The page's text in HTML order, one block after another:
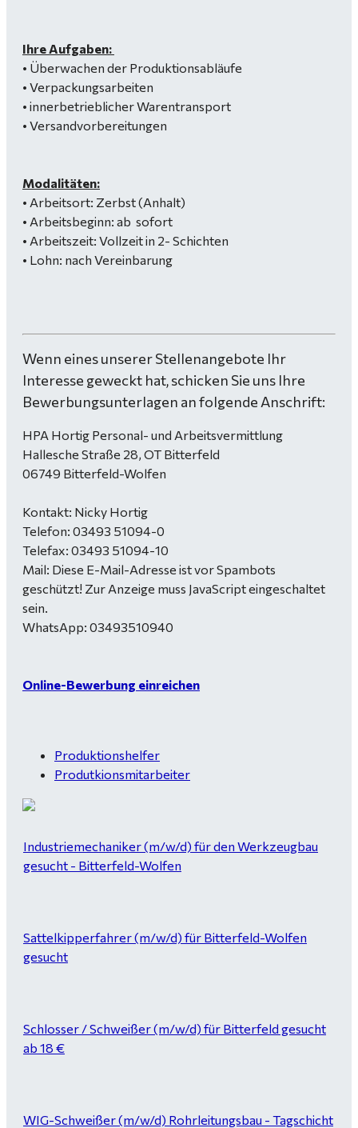
Ihre Aufgaben:
• Überwachen der Produktionsabläufe
• Verpackungsarbeiten
• innerbetrieblicher Warentransport
• Versandvorbereitungen
Modalitäten:
• Arbeitsort: Zerbst (Anhalt)
• Arbeitsbeginn: ab sofort
• Arbeitszeit: Vollzeit in 2- Schichten
• Lohn: nach Vereinbarung
Wenn eines unserer Stellenangebote Ihr
Interesse geweckt hat, schicken Sie uns Ihre
Bewerbungsunterlagen an folgende Anschrift:
HPA Hortig Personal- und Arbeitsvermittlung
Hallesche Straße 28, OT Bitterfeld
06749 Bitterfeld-Wolfen
Kontakt: Nicky Hortig
Telefon: 03493 51094-0
Telefax: 03493 51094-10
Mail: Diese E-Mail-Adresse ist vor Spambots
geschützt! Zur Anzeige muss JavaScript eingeschaltet
sein.
WhatsApp: 03493510940
Online-Bewerbung einreichen
Produktionshelfer
Produtkionsmitarbeiter
Industriemechaniker (m/w/d) für den Werkzeugbau
gesucht - Bitterfeld-Wolfen
Sattelkipperfahrer (m/w/d) für Bitterfeld-Wolfen
gesucht
Schlosser / Schweißer (m/w/d) für Bitterfeld gesucht
ab 18 €
WIG-Schweißer (m/w/d) Rohrleitungsbau - Tagschicht